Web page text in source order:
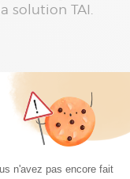
solution TAI.
de